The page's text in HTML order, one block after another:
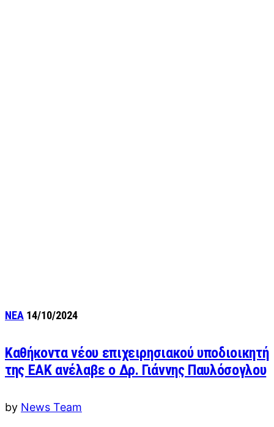
ΝΕΑ 14/10/2024
Καθήκοντα νέου επιχειρησιακού υποδιοικητή
της EAK ανέλαβε ο Δρ. Γιάννης Παυλόσογλου
by News Team